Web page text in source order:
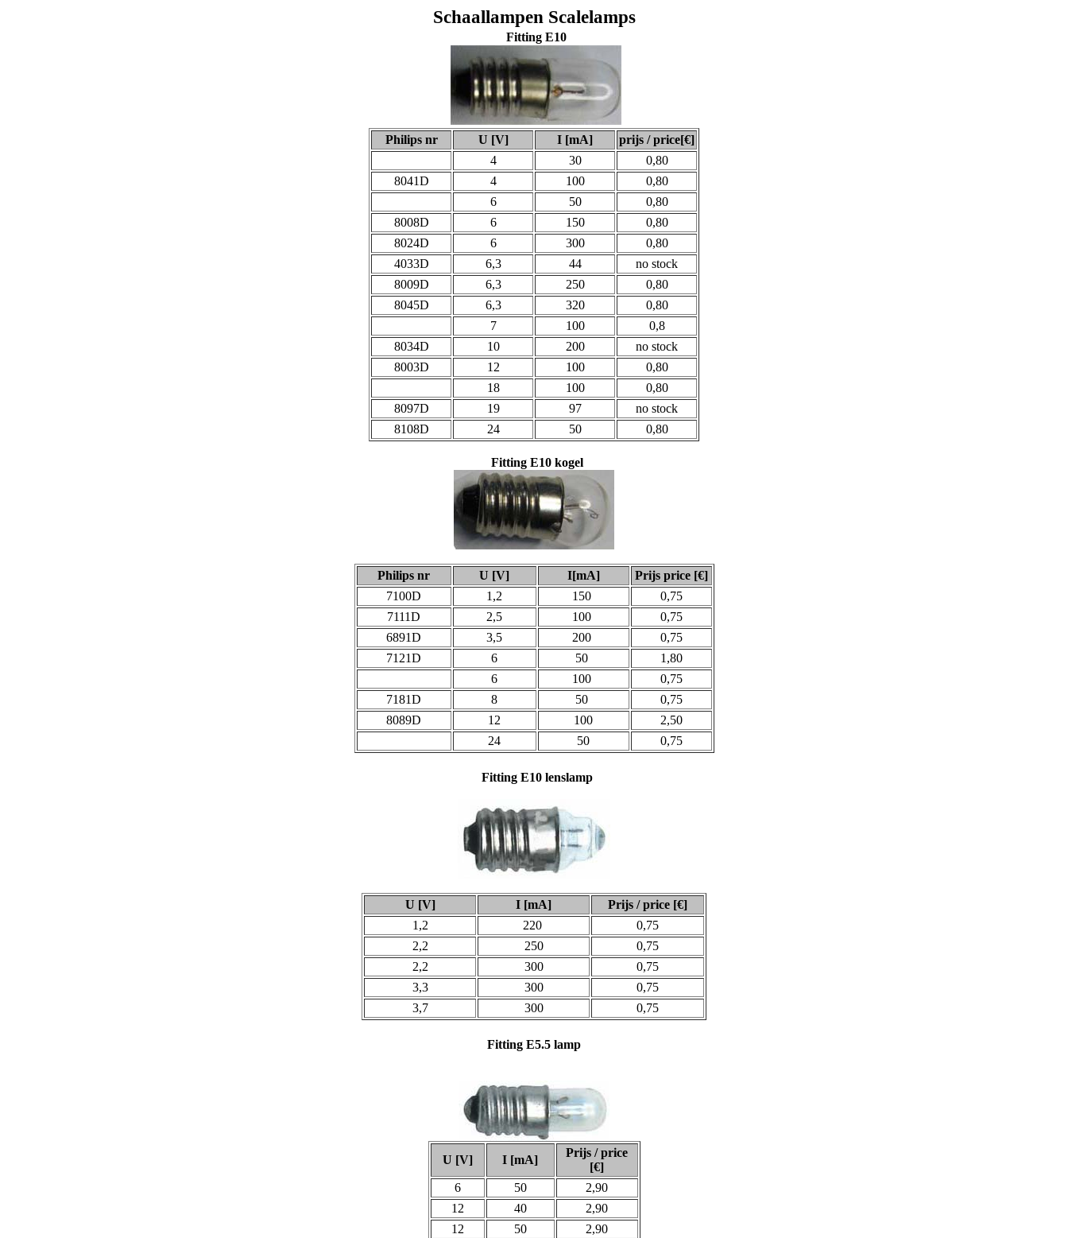
Schaallampen Scalelamps
Fitting E10
Philips nr U [V] I [mA]
prijs / price[€]
4
30
0,80
8041D
4 100
0,80
6
50
0,80
8008D
6 150
0,80
8024D
6 300
0,80
4033D
6,3 44
no stock
8009D
6,3 250
0,80
8045D
6,3 320
0,80
7
100
0,8
8034D
10 200
no stock
8003D
12 100
0,80
18
100
0,80
8097D
19 97
no stock
8108D
24 50 0,80
Fitting E10 kogel
Philips nr U [V] I[mA]
Prijs price [€]
7100D
1,2 150
0,75
7111D
2,5 100
0,75
6891D
3,5 200
0,75
7121D
6 50
1,80
6
100
0,75
7181D
8 50
0,75
8089D
12 100
2,50
24
50 0,75
Fitting E10 lenslamp
U [V] I [mA]
Prijs / price [€]
1,2
220
0,75
2,2
250
0,75
2,2
300
0,75
3,3
300
0,75
3,7
300 0,75
Fitting E5.5 lamp
U [V] I [mA]
Prijs / price
[€]
6
50
2,90
12
40
2,90
12
50
2,90